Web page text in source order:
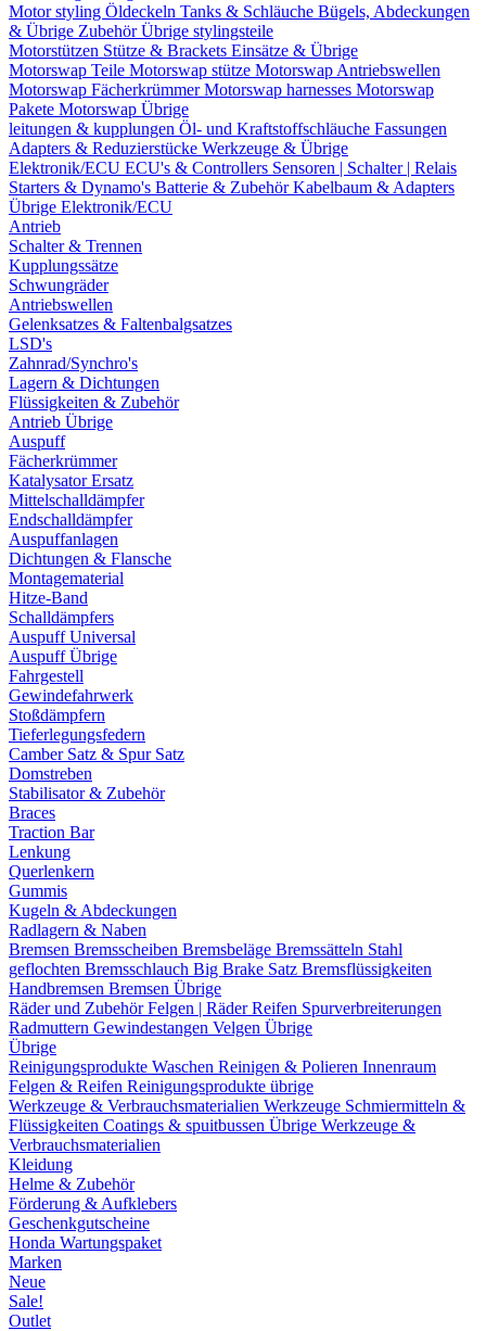
Motor styling Öldeckeln Tanks & Schläuche Bügels, Abdeckungen
& Übrige ZubehörÜbrige stylingsteile
Motorstützen Stütze & Brackets Einsätze & Übrige
Motorswap Teile Motorswap stütze Motorswap Antriebswellen
Motorswap FächerkrümmerMotorswap harnesses Motorswap
Pakete Motorswap Übrige
leitungen & kupplungen Öl- und Kraftstoffschläuche Fassungen
Adapters & Reduzierstücke Werkzeuge & Übrige
Elektronik/ECU ECU's & Controllers Sensoren | Schalter | Relais
Starters & Dynamo's Batterie & ZubehörKabelbaum & Adapters
Übrige Elektronik/ECU
Antrieb
Schalter & Trennen
Kupplungssätze
Schwungräder
Antriebswellen
Gelenksatzes & Faltenbalgsatzes
LSD's
Zahnrad/Synchro's
Lagern & Dichtungen
Flüssigkeiten & Zubehör
Antrieb Übrige
Auspuff
Fächerkrümmer
Katalysator Ersatz
Mittelschalldämpfer
Endschalldämpfer
Auspuffanlagen
Dichtungen & Flansche
Montagematerial
Hitze-Band
Schalldämpfers
Auspuff Universal
Auspuff Übrige
Fahrgestell
Gewindefahrwerk
Stoßdämpfern
Tieferlegungsfedern
Camber Satz & Spur Satz
Domstreben
Stabilisator & Zubehör
Braces
Traction Bar
Lenkung
Querlenkern
Gummis
Kugeln & Abdeckungen
Radlagern & Naben
Bremsen Bremsscheiben Bremsbeläge Bremssätteln Stahl
geflochten Bremsschlauch Big Brake Satz Bremsflüssigkeiten
Handbremsen Bremsen Übrige
Räder und ZubehörFelgen | RäderReifen Spurverbreiterungen
Radmuttern Gewindestangen Velgen Übrige
Übrige
Reinigungsprodukte Waschen Reinigen & Polieren Innenraum
Felgen & Reifen Reinigungsprodukte übrige
Werkzeuge & Verbrauchsmaterialien Werkzeuge Schmiermitteln &
Flüssigkeiten Coatings & spuitbussen Übrige Werkzeuge &
Verbrauchsmaterialien
Kleidung
Helme & Zubehör
Förderung & Aufklebers
Geschenkgutscheine
Honda Wartungspaket
Marken
Neue
Sale!
Outlet